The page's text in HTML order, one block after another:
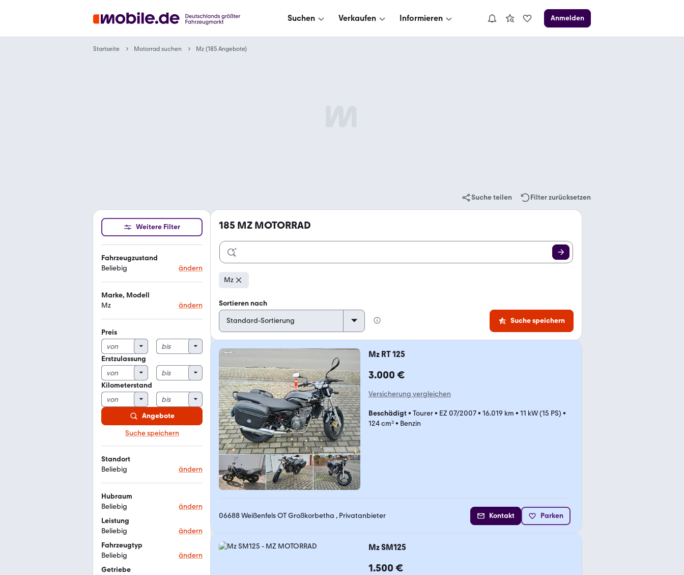
Suchen Verkaufen Informieren Anmelden
Startseite Motorrad suchen Mz (185 Angebote)
Suche teilen Filter zurücksetzen
Weitere Filter
Fahrzeugzustand
Beliebig
ändern
Marke, Modell
Mz
ändern
Preis
Erstzulassung
Kilometerstand
Angebote
Suche speichern
Standort
Beliebig
ändern
Hubraum
Beliebig
ändern
Leistung
Beliebig
ändern
Fahrzeugtyp
Beliebig
ändern
Getriebe
185 MZ MOTORRAD
Mz
Sortieren nach
Suche speichern
Mz RT 125
3.000 €
Versicherung vergleichen
Beschädigt• Tourer• EZ 07/2007• 16.019 km • 11 kW (15 PS) •
124 cm³• Benzin
06688 Weißenfels OT Großkorbetha , Privatanbieter Kontakt Parken
Mz SM125
1.500 €